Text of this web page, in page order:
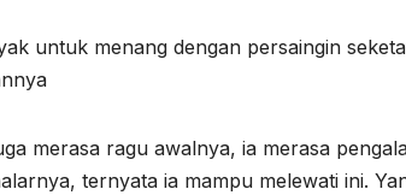
untuk menang dengan persaingin
merasa ragu awalnya, ia merasa
ternyata ia mampu melewati ini.